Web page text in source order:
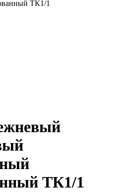
ТК1/1
ТК1/1